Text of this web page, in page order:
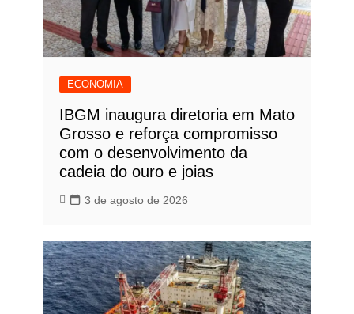
ECONOMIA
IBGM inaugura diretoria em Mato
Grosso e reforça compromisso
com o desenvolvimento da
cadeia do ouro e joias
3 de agosto de 2026